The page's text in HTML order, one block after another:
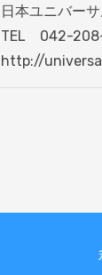
日本ユニバー
TEL　042-
http://